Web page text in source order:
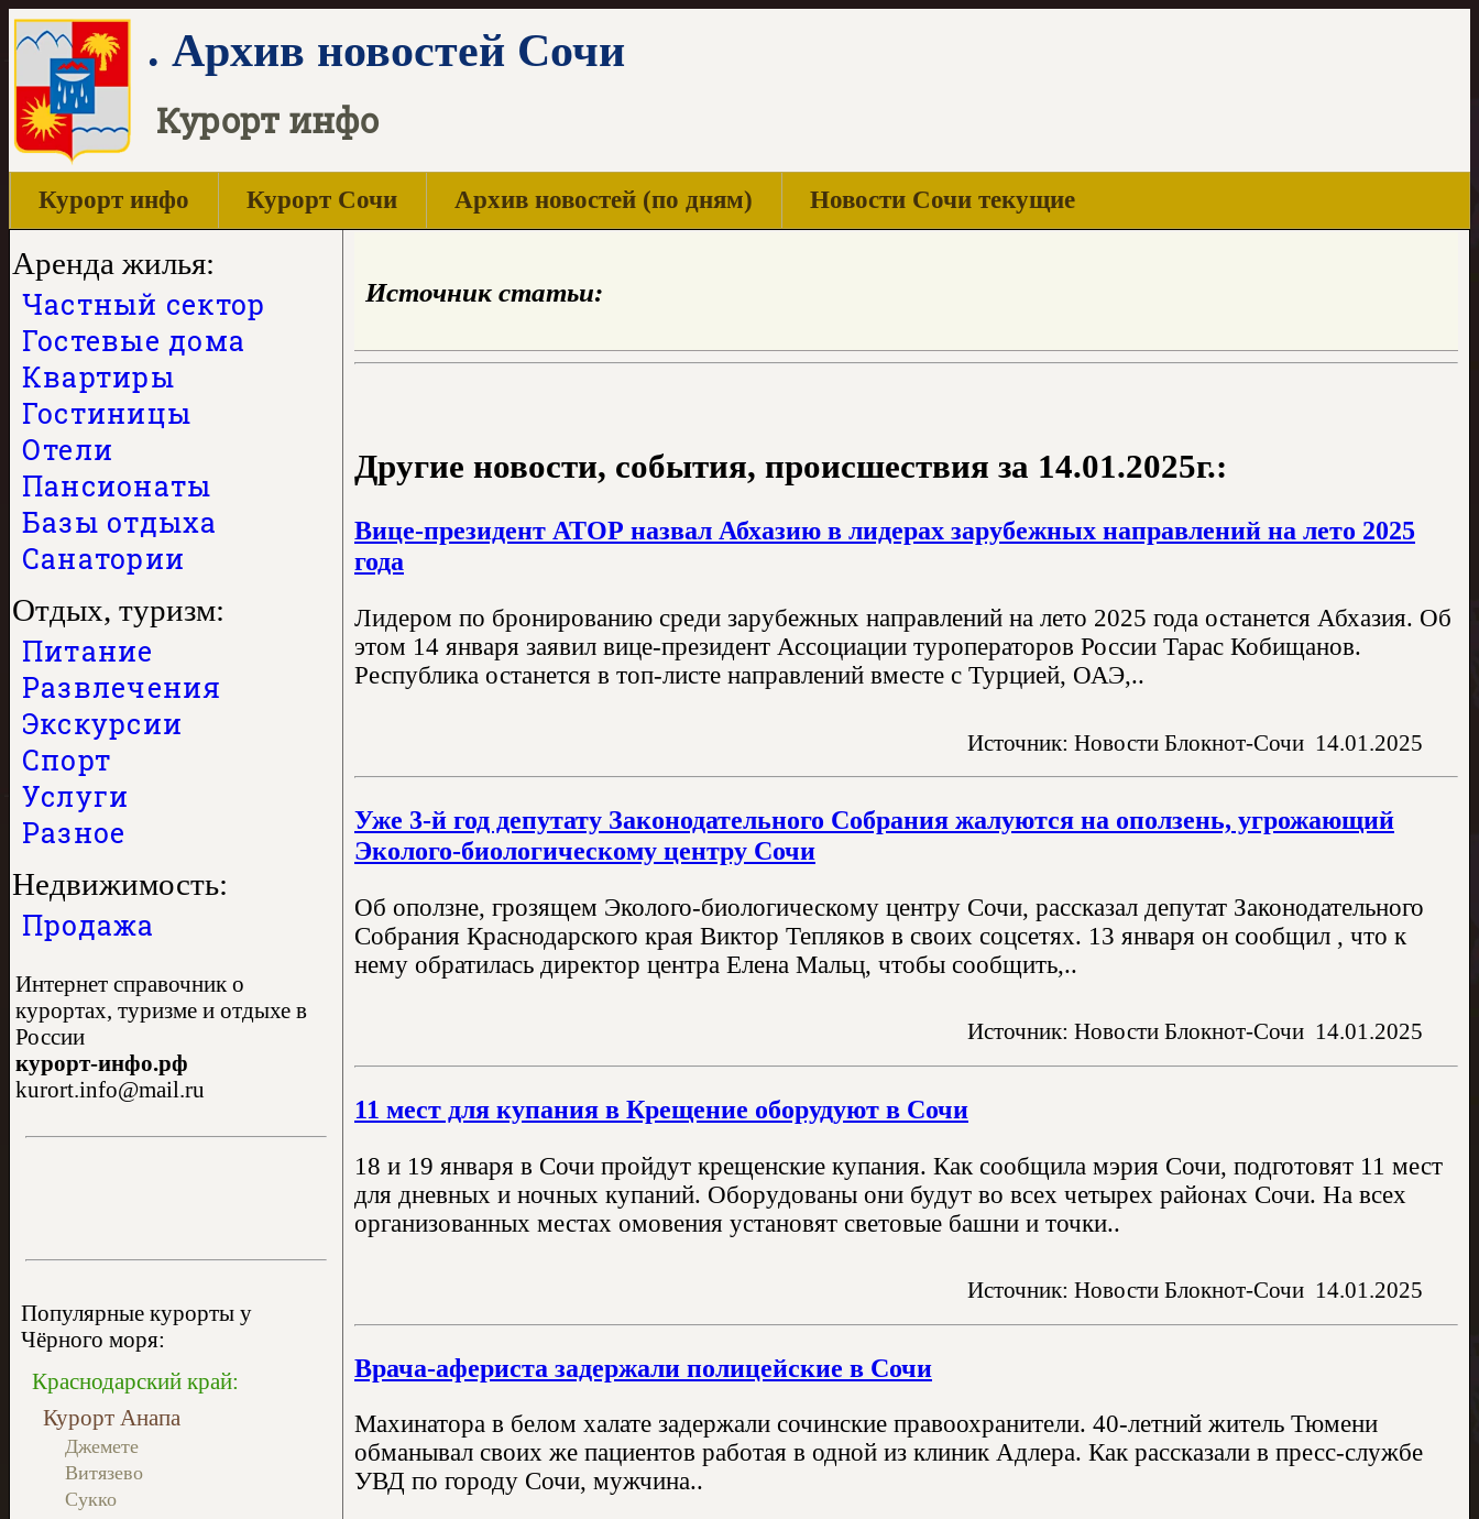
. Архив новостей Сочи
Курорт инфо
Курорт инфо Курорт Сочи Архив новостей (по дням) Новости Сочи текущие
Аренда жилья:
Частный сектор
Гостевые дома
Квартиры
Гостиницы
Отели
Пансионаты
Базы отдыха
Санатории
Отдых, туризм:
Питание
Развлечения
Экскурсии
Спорт
Услуги
Разное
Недвижимость:
Продажа
Интернет справочник о
курортах, туризме и отдыхе в
России
курорт-инфо.рф
kurort.info@mail.ru
Популярные курорты у
Чёрного моря:
Краснодарский край:
Курорт Анапа
Джемете
Витязево
Сукко
Источник статьи:
Другие новости, события, происшествия за 14.01.2025г.:
Вице-президент АТОР назвал Абхазию в лидерах зарубежных направлений на лето 2025
года
Лидером по бронированию среди зарубежных направлений на лето 2025 года останется Абхазия. Об
этом 14 января заявил вице-президент Ассоциации туроператоров России Тарас Кобищанов.
Республика останется в топ-листе направлений вместе с Турцией, ОАЭ,..
Источник: Новости Блокнот-Сочи 14.01.2025
Уже 3-й год депутату Законодательного Собрания жалуются на оползень, угрожающий
Эколого-биологическому центру Сочи
Об оползне, грозящем Эколого-биологическому центру Сочи, рассказал депутат Законодательного
Собрания Краснодарского края Виктор Тепляков в своих соцсетях. 13 января он сообщил , что к
нему обратилась директор центра Елена Мальц, чтобы сообщить,..
Источник: Новости Блокнот-Сочи 14.01.2025
11 мест для купания в Крещение оборудуют в Сочи
18 и 19 января в Сочи пройдут крещенские купания. Как сообщила мэрия Сочи, подготовят 11 мест
для дневных и ночных купаний. Оборудованы они будут во всех четырех районах Сочи. На всех
организованных местах омовения установят световые башни и точки..
Источник: Новости Блокнот-Сочи 14.01.2025
Врача-афериста задержали полицейские в Сочи
Махинатора в белом халате задержали сочинские правоохранители. 40-летний житель Тюмени
обманывал своих же пациентов работая в одной из клиник Адлера. Как рассказали в пресс-службе
УВД по городу Сочи, мужчина..